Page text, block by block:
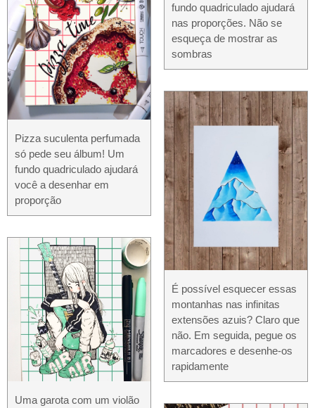
Pizza suculenta perfumada
só pede seu álbum! Um
fundo quadriculado ajudará
você a desenhar em
proporção
Uma garota com um violão
fundo quadriculado ajudará
nas proporções. Não se
esqueça de mostrar as
sombras
É possível esquecer essas
montanhas nas infinitas
extensões azuis? Claro que
não. Em seguida, pegue os
marcadores e desenhe-os
rapidamente